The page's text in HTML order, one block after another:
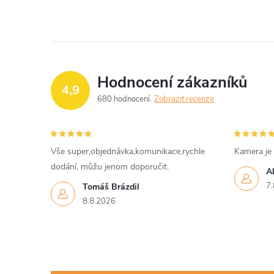
4,9 Hodnocení zákazníků
680 hodnocení Zobrazit recenze
Tomáš Brázdil
8.8.2026
Vše super,objednávka,komunikace,rychle
dodání, můžu jenom doporučit.
Kamera